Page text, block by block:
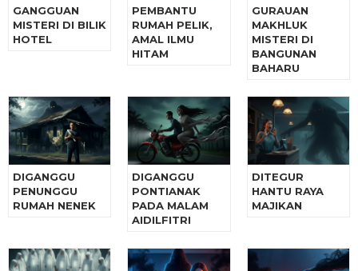
GANGGUAN
MISTERI DI BILIK
HOTEL
PEMBANTU
RUMAH PELIK,
AMAL ILMU
HITAM
GURAUAN
MAKHLUK
MISTERI DI
BANGUNAN
BAHARU
DIGANGGU
PENUNGGU
RUMAH NENEK
DIGANGGU
PONTIANAK
PADA MALAM
AIDILFITRI
DITEGUR
HANTU RAYA
MAJIKAN